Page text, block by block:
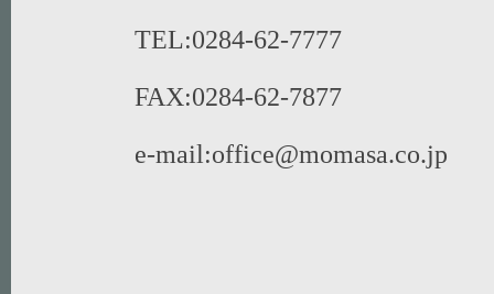
TEL:0284-62-7777
FAX:0284-62-7877
e-mail:office@momasa.co.jp